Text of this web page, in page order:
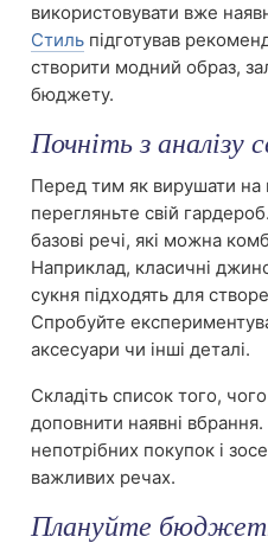
використовувати вже
Стиль підготував
створити модний образ,
бюджету.
Почніть з аналізу
Перед тим як вирушати на
перегляньте свій
базові речі, які можна
Наприклад, класичні
сукня підходять для
Спробуйте
аксесуари чи інші деталі.
Складіть список того,
доповнити наявні
непотрібних покупок і
важливих речах.
Плануйте